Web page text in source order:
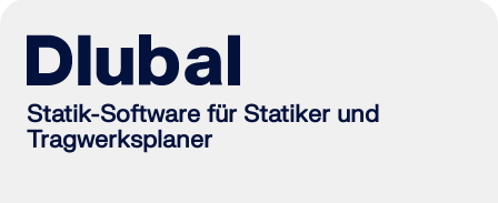
Statik-Software für Statiker und
Tragwerksplaner